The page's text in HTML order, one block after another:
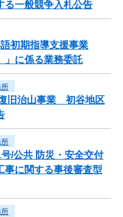
る一般競争入札公告
初期指導支援事業
」に係る業務委託
旧治山事業 初谷地区
/公共 防災・安全交付
事に関する事後審査型